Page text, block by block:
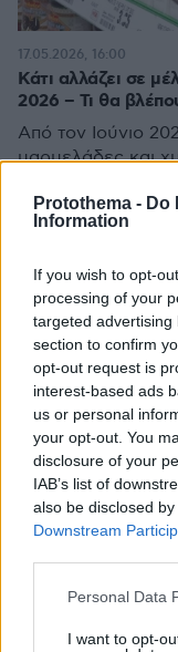
Protothema - Do
Information
If you wish to opt-
processing of your
targeted
section to confirm
opt-out request is
interest-based ads
us or personal
your opt-out. You
disclosure of your
IAB’s list of
also be disclosed
Downstream
Please note that
not limited to your
Personal Data
I want to opt-
Κάτι αλλάζει σε
2026 – Τι θα
Από τον Ιούνιο
μαρμελάδες και
προβλέπεται και
στο ράφι
17.05.2026, 16:00